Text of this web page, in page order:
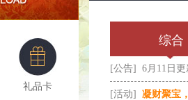
礼品卡
综合
[公告] 6月11日
[活动] 凝财聚宝